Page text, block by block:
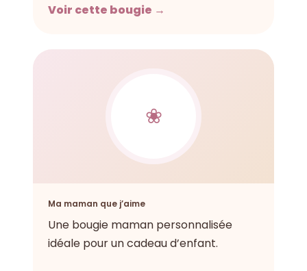
Voir cette bougie →
❀
Ma maman que j’aime
Une bougie maman personnalisée
idéale pour un cadeau d’enfant.